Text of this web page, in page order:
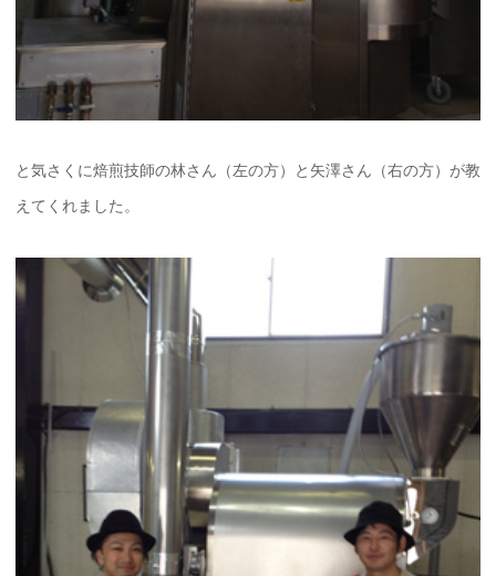
と気さくに焙煎技師の林さん（左の方）と矢澤さん（右の方）が教
えてくれました。